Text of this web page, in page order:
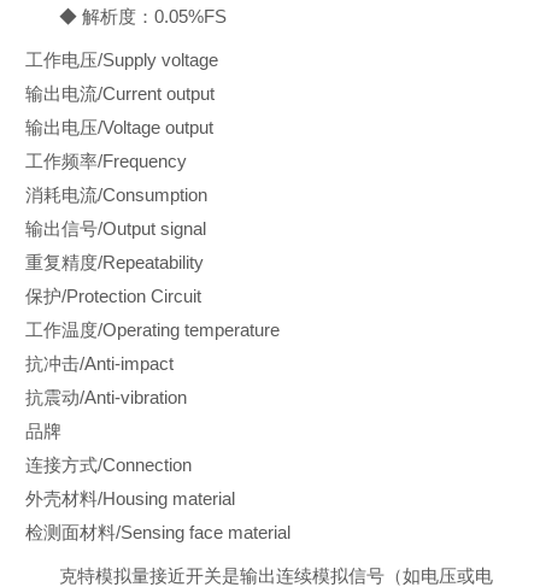
◆ 解析度：0.05%FS
工作电压/Supply voltage
输出电流/Current output
输出电压/Voltage output
工作频率/Frequency
消耗电流/Consumption
输出信号/Output signal
重复精度/Repeatability
保护/Protection Circuit
工作温度/Operating temperature
抗冲击/Anti-impact
抗震动/Anti-vibration
品牌
连接方式/Connection
外壳材料/Housing material
检测面材料/Sensing face material
克特模拟量接近开关是输出连续模拟信号（如电压或电